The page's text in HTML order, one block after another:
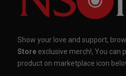
Show your love and support,
Store exclusive merch!, You can
product on marketplace icon